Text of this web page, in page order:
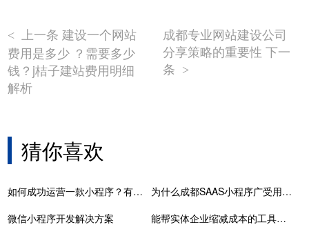
<
上一条 建设一个网站
费用是多少 ？需要多少
钱？j桔子建站费用明细
解析
成都专业网站建设公司
分享策略的重要性 下一
条 >
猜你喜欢
如何成功运营一款小程序？有什么好方法？
为什么成都SAAS小程序广受用户喜爱
微信小程序开发解决方案
能帮实体企业缩减成本的工具，定制APP！